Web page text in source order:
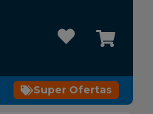
Super Ofertas